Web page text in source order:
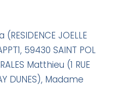
JOELLE
59430 SAINT POL
Matthieu (1 RUE
DUNES), Madame